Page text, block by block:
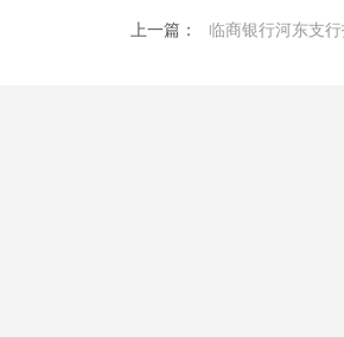
上一篇： 临商银行河东支